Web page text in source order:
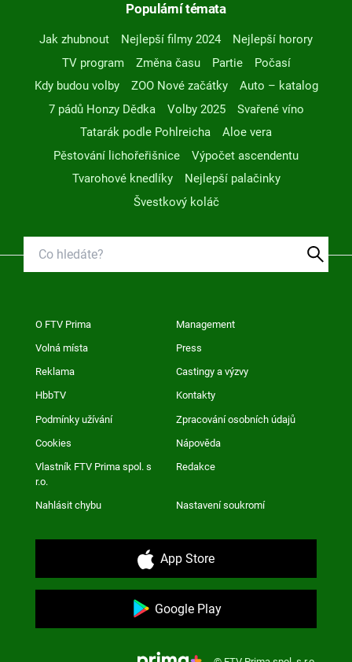
Populární témata
Jak zhubnout Nejlepší filmy 2024
Nejlepší horory
TV program
Změna času Partie
Počasí
Kdy budou volby
ZOO Nové začátky
Auto – katalog
7 pádů Honzy Dědka
Volby 2025
Svařené víno
Tatarák podle Pohlreicha
Aloe vera
Pěstování lichořeřišnice
Výpočet ascendentu
Tvarohové knedlíky
Nejlepší palačinky
Švestkový koláč
O FTV Prima Management
Volná místa Press
Reklama Castingy a výzvy
HbbTV Kontakty
Podmínky užívání Zpracování osobních údajů
Cookies Nápověda
Vlastník FTV Prima spol. s
r.o.
Redakce
Nahlásit chybu Nastavení soukromí
App Store
Google Play